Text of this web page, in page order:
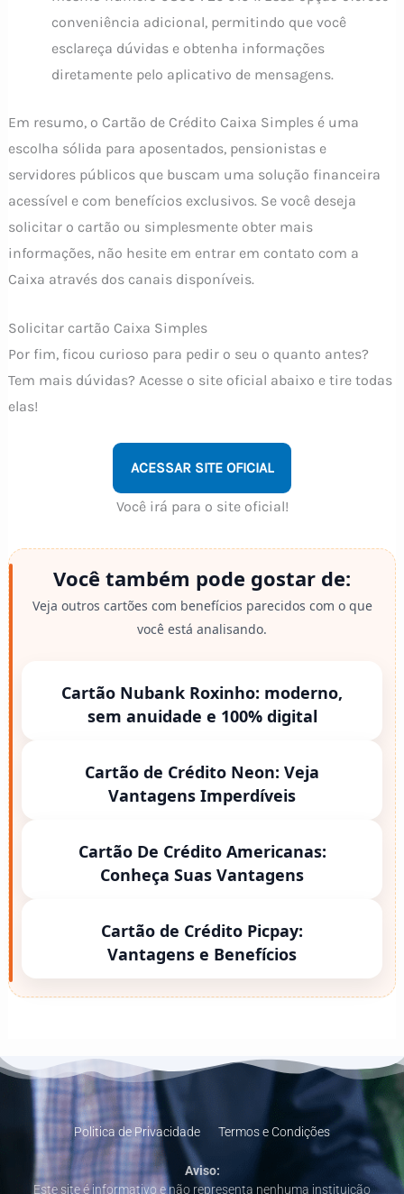
conveniência adicional, permitindo que você
esclareça dúvidas e obtenha informações
diretamente pelo aplicativo de mensagens.
Em resumo, o Cartão de Crédito Caixa Simples é uma
escolha sólida para aposentados, pensionistas e
servidores públicos que buscam uma solução financeira
acessível e com benefícios exclusivos. Se você deseja
solicitar o cartão ou simplesmente obter mais
informações, não hesite em entrar em contato com a
Caixa através dos canais disponíveis.
Solicitar cartão Caixa Simples
Por fim, ficou curioso para pedir o seu o quanto antes?
Tem mais dúvidas? Acesse o site oficial abaixo e tire todas
elas!
ACESSAR SITE OFICIAL
Você irá para o site oficial!
Você também pode gostar de:
Veja outros cartões com benefícios parecidos com o que
você está analisando.
Cartão Nubank Roxinho: moderno,
sem anuidade e 100% digital
Cartão de Crédito Neon: Veja
Vantagens Imperdíveis
Cartão De Crédito Americanas:
Conheça Suas Vantagens
Cartão de Crédito Picpay:
Vantagens e Benefícios
Politica de Privacidade Termos e Condições
Aviso:
Este site é informativo e não representa nenhuma instituição